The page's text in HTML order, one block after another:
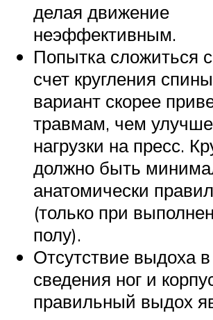
делая движение
неэффективным.
Попытка сложиться
счет кругления
вариант скорее
травмам, чем
нагрузки на пресс.
должно быть
анатомически
(только при
полу).
Отсутствие выдоха
сведения ног и
правильный выдох